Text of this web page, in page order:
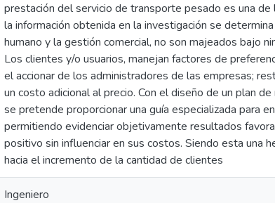
prestación del servicio de transporte pesado es una
la información obtenida en la investigación se
humano y la gestión comercial, no son majeados bajo
Los clientes y/o usuarios, manejan factores de
el accionar de los administradores de las empresas;
un costo adicional al precio. Con el diseño de un plan
se pretende proporcionar una guía especializada para
permitiendo evidenciar objetivamente resultados
positivo sin influenciar en sus costos. Siendo esta una
hacia el incremento de la cantidad de clientes
Ingeniero